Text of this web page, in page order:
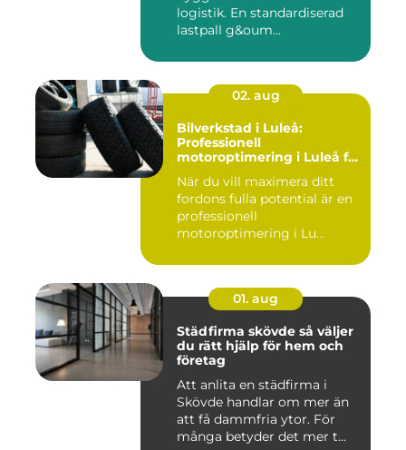
logistik. En standardiserad
lastpall g&oum...
02. aug
Bilverkstad i Luleå:
Professionell
motoroptimering i Luleå för
När du vill maximera ditt
fordons fulla potential är en
professionell
motoroptimering i Lu...
01. aug
Städfirma skövde så väljer
du rätt hjälp för hem och
företag
Att anlita en städfirma i
Skövde handlar om mer än
att få dammfria ytor. För
många betyder det mer t...